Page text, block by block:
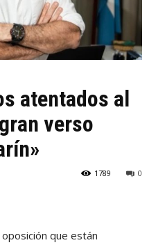
atentados al
verso
0
1789
que están